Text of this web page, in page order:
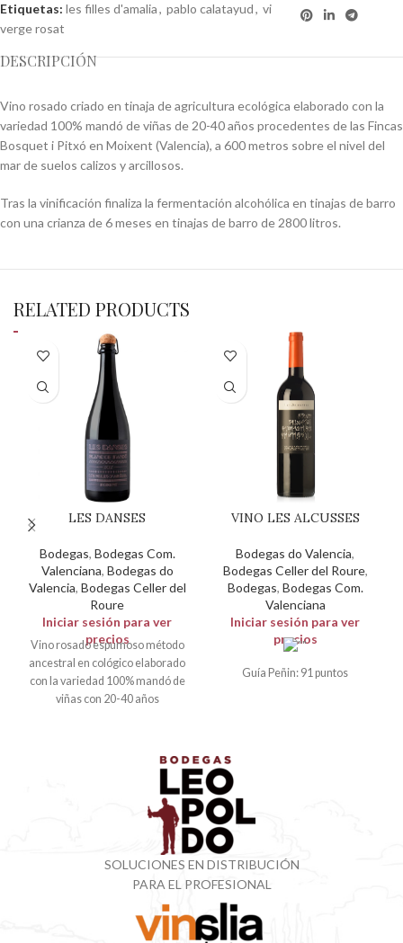
Etiquetas: les filles d'amalia, pablo calatayud, vi
verge rosat
DESCRIPCIÓN
Vino rosado criado en tinaja de agricultura ecológica elaborado con la
variedad 100% mandó de viñas de 20-40 años procedentes de las Fincas
Bosquet i Pitxó en Moixent (Valencia), a 600 metros sobre el nivel del
mar de suelos calizos y arcillosos.
Tras la vinificación finaliza la fermentación alcohólica en tinajas de barro
con una crianza de 6 meses en tinajas de barro de 2800 litros.
RELATED PRODUCTS
LES DANSES
Bodegas, Bodegas Com.
Valenciana, Bodegas do
Valencia, Bodegas Celler del
Roure
Iniciar sesión para ver
precios
Vino rosado espumoso método
ancestral en cológico elaborado
con la variedad 100% mandó de
viñas con 20-40 años
VINO LES ALCUSSES
Bodegas do Valencia,
Bodegas Celler del Roure,
Bodegas, Bodegas Com.
Valenciana
Iniciar sesión para ver
precios
Guía Peñin: 91 puntos
SOLUCIONES EN DISTRIBUCIÓN
PARA EL PROFESIONAL